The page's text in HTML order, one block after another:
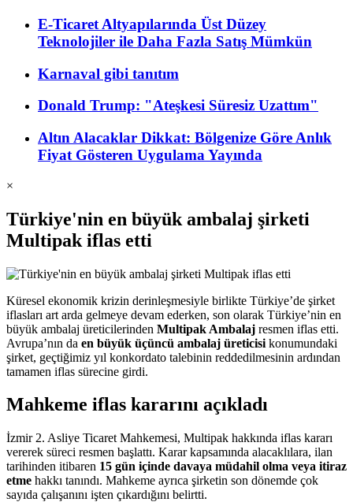
E-Ticaret Altyapılarında Üst Düzey
Teknolojiler ile Daha Fazla Satış Mümkün
Karnaval gibi tanıtım
Donald Trump: "Ateşkesi Süresiz Uzattım"
Altın Alacaklar Dikkat: Bölgenize Göre Anlık
Fiyat Gösteren Uygulama Yayında
×
Türkiye'nin en büyük ambalaj şirketi
Multipak iflas etti
Küresel ekonomik krizin derinleşmesiyle birlikte Türkiye’de şirket
iflasları art arda gelmeye devam ederken, son olarak Türkiye’nin en
büyük ambalaj üreticilerinden Multipak Ambalaj resmen iflas etti.
Avrupa’nın da en büyük üçüncü ambalaj üreticisi konumundaki
şirket, geçtiğimiz yıl konkordato talebinin reddedilmesinin ardından
tamamen iflas sürecine girdi.
Mahkeme iflas kararını açıkladı
İzmir 2. Asliye Ticaret Mahkemesi, Multipak hakkında iflas kararı
vererek süreci resmen başlattı. Karar kapsamında alacaklılara, ilan
tarihinden itibaren 15 gün içinde davaya müdahil olma veya itiraz
etme hakkı tanındı. Mahkeme ayrıca şirketin son dönemde çok
sayıda çalışanını işten çıkardığını belirtti.